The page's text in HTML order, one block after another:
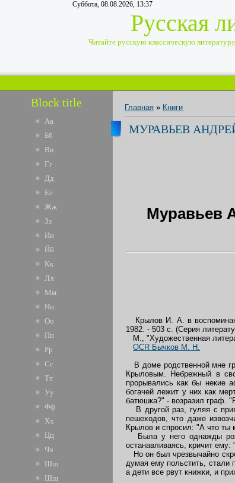
Суббота, 08.08.2026, 13:37
Русская
Читайте русскую классическую
Block title
Аа
Бб
Вв
Гг
Дд
Ее
Жж
Зз
Ии
Йй
Кк
Лл
Мм
Нн
Оо
Пп
Рр
Сс
Тт
Уу
Фф
Хх
Цц
Чч
Шш
Щщ
Главная » Книги
МУРАВЬЕВ
Муравьев
Крылов И. А. в
1982. - 503 с. (Серия
М., "Художественная
OCR Бычков М. Н.
В доме родственной мне
Крыловым. Небрежный в
прорывались как бы некие
богачей лежит у них как
батюшка?" - возразил граф.
В другой раз, гуляя с
пешеходов, что даже
Крылов и спросил: "А что ты
Была у него однажды
останавливаясь, кричит
Но он был чрезвычайно
думая ему польстить, стали
а дети все рвут книжки, и